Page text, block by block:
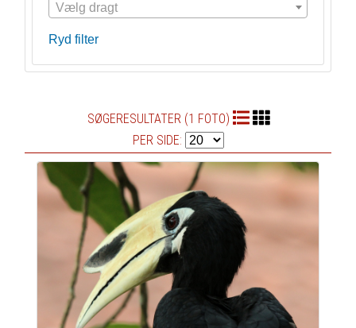
Vælg dragt
Ryd filter
SØGERESULTATER (1 FOTO)
PER SIDE: